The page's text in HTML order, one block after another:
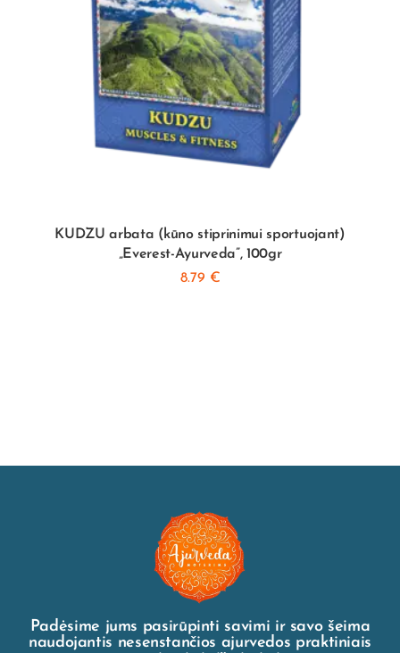
KUDZU arbata (kūno stiprinimui sportuojant)
„Everest-Ayurveda”, 100gr
8.79 €
Padėsime jums pasirūpinti savimi ir savo šeima
naudojantis nesenstančios ajurvedos praktiniais